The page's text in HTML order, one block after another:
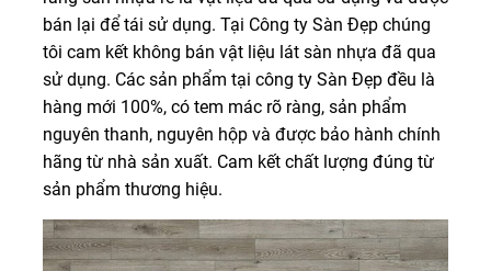
bán lại để tái sử dụng. Tại Công ty Sàn Đẹp chúng
tôi cam kết không bán vật liệu lát sàn nhựa đã qua
sử dụng. Các sản phẩm tại công ty Sàn Đẹp đều là
hàng mới 100%, có tem mác rõ ràng, sản phẩm
nguyên thanh, nguyên hộp và được bảo hành chính
hãng từ nhà sản xuất. Cam kết chất lượng đúng từ
sản phẩm thương hiệu.